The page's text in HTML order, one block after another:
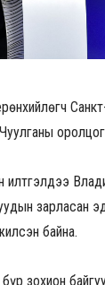
илтгэлдээ
зарласан
байна.
зохион